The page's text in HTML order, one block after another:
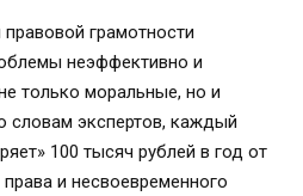
грамотности
неэффективно и
только моральные, но и
словам экспертов, каждый
100 тысяч рублей в год от
и несвоевременного